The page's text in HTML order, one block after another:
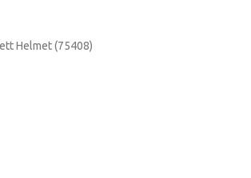
Helmet (75408)